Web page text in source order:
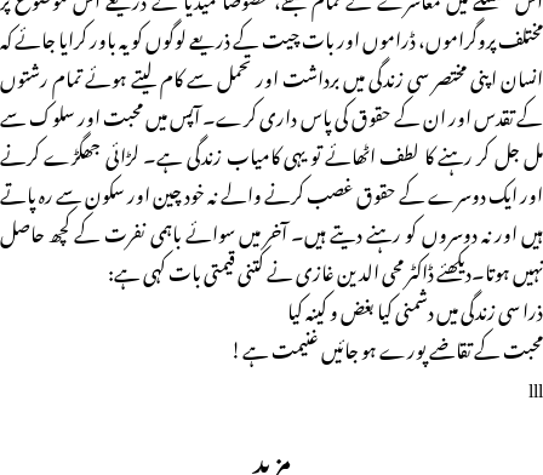
مختلف پروگراموں، ڈراموں اور بات چیت کے ذریعے لوگوں کو یہ باور کرایا جائے کہ
انسان اپنی مختصر سی زندگی میں برداشت اور تحمل سے کام لیتے ہوئے تمام رشتوں
کے تقدس اور ان کے حقوق کی پاس داری کرے۔ آپس میں محبت اور سلوک سے
مل جل کر رہنے کا لطف اٹھائے تو یہی کامیاب زندگی ہے۔ لڑائی جھگڑے کرنے
اور ایک دوسرے کے حقوق غصب کرنے والے نہ خود چین اور سکون سے رہ پاتے
ہیں اور نہ دوسروں کو رہنے دیتے ہیں۔ آخر میں سوائے باہمی نفرت کے کچھ حاصل
نہیں ہوتا۔دیکھئے ڈاکٹر محی الدین غازی نے کتنی قیمتی بات کہی ہے:
ذرا سی زندگی میں دشمنی کیا بغض و کینہ کیا
محبت کے تقاضے پورے ہو جائیں غنیمت ہے!
lll
مزید